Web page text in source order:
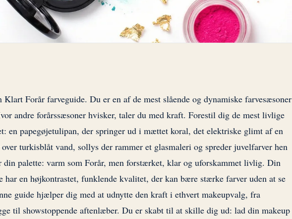
Forår farveguide. Du er en af de mest slående og dynamiske farvesæsoner
andre forårssæsoner hvisker, taler du med kraft. Forestil dig de mest livlige
en papegøjetulipan, der springer ud i mættet koral, det elektriske glimt af en
turkisblåt vand, sollys der rammer et glasmaleri og spreder juvelfarver hen
din palette: varm som Forår, men forstærket, klar og uforskammet livlig. Din
har en højkontrastet, funklende kvalitet, der kan bære stærke farver uden at se
guide hjælper dig med at udnytte den kraft i ethvert makeupvalg, fra
til showstoppende aftenlæber. Du er skabt til at skille dig ud: lad din makeup